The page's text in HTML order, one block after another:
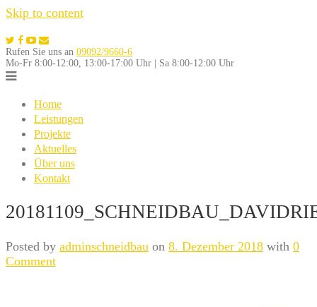
Skip to content
Rufen Sie uns an 09092/9660-6
Mo-Fr 8:00-12:00, 13:00-17:00 Uhr | Sa 8:00-12:00 Uhr
Home
Leistungen
Projekte
Aktuelles
Über uns
Kontakt
Posted by adminschneidbau on 8. Dezember 2018 with 0
Comment